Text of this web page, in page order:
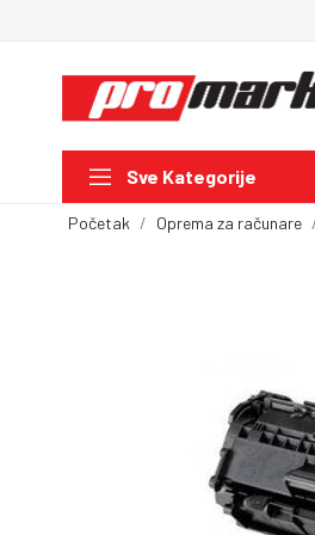
Sve Kategorije
Početak Oprema za računare